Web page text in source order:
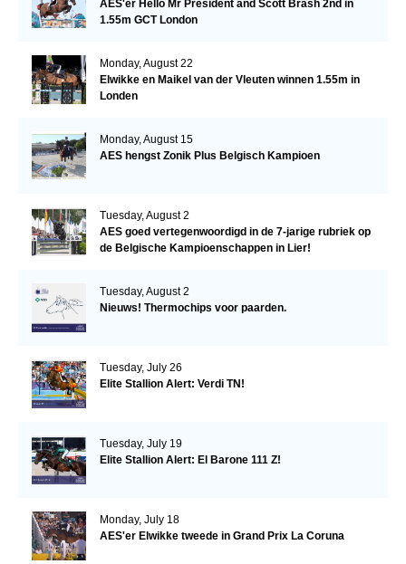
AES'er Hello Mr President and Scott Brash 2nd in
1.55m GCT London
Monday, August 22
Elwikke en Maikel van der Vleuten winnen 1.55m in
Londen
Monday, August 15
AES hengst Zonik Plus Belgisch Kampioen
Tuesday, August 2
AES goed vertegenwoordigd in de 7-jarige rubriek op
de Belgische Kampioenschappen in Lier!
Tuesday, August 2
Nieuws! Thermochips voor paarden.
Tuesday, July 26
Elite Stallion Alert: Verdi TN!
Tuesday, July 19
Elite Stallion Alert: El Barone 111 Z!
Monday, July 18
AES'er Elwikke tweede in Grand Prix La Coruna